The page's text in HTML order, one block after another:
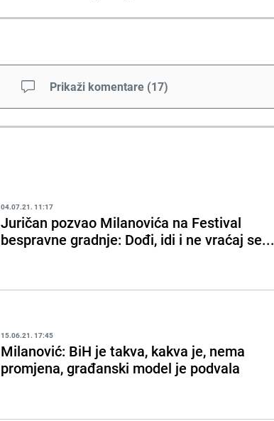
Prikaži komentare (17)
04.07.21. 11:17
Juričan pozvao Milanovića na Festival
bespravne gradnje: Dođi, idi i ne vraćaj se...
15.06.21. 17:45
Milanović: BiH je takva, kakva je, nema
promjena, građanski model je podvala